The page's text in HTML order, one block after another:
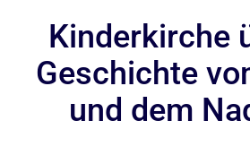
Kinderkirche
Geschichte
und dem